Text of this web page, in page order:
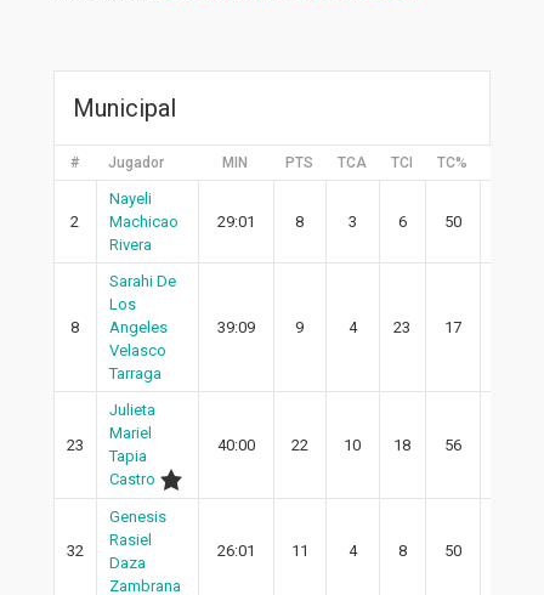
Municipal
# Jugador MIN PTS TCA TCI TC%
2
Nayeli
Machicao
Rivera
29:01 8 3 6 50
8
Sarahi De
Los
Angeles
Velasco
Tarraga
39:09 9 4 23 17
23
Julieta
Mariel
Tapia
Castro
40:00 22 10 18 56
32
Genesis
Rasiel
Daza
Zambrana
26:01 11 4 8 50